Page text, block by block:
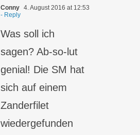
Conny 4. August 2016 at 12:53
- Reply
Was soll ich
sagen? Ab-so-lut
genial! Die SM hat
sich auf einem
Zanderfilet
wiedergefunden